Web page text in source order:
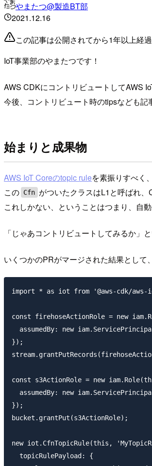
やまたつ@製造BT部
2021.12.16
この記事は公開されてから1年以上経
IoT事業部のやまたつです！
AWS CDKにコントリビュートしてAWS
今後、コントリビュート時のtipsなども記
始まりと成果物
AWS IoT Coreのtopic ruleを素振りすべく
この Cfn がついたクラスはL1と呼ばれ、
これしかない、ということはつまり、自
「じゃあコントリビュートしてみるか」
いくつかのPRがマージされた結果として
import * as iot from '@aws-cdk/
const firehoseActionRole = new
assumedBy: new
});
const s3ActionRole = new
assumedBy: new
});
bucket.grantPut(s3ActionRole);
new iot.CfnTopicRule(this,
  topicRulePayload: {